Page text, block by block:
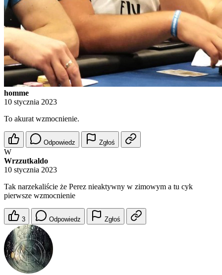
homme
10 stycznia 2023
To akurat wzmocnienie.
Odpowiedz Zgłoś
W
Wrzzutkaldo
10 stycznia 2023
Tak narzekaliście że Perez nieaktywny w zimowym a tu cyk
pierwsze wzmocnienie
3 Odpowiedz Zgłoś